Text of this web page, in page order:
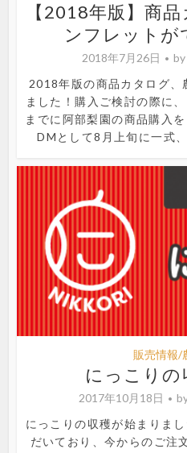
【2018年版】商
ンフレットが
2018年7月26日 by
2018年版の商品カタログ、
ました！購入ご検討の際に
までに阿部梨園の商品購入
DMとして8月上旬に一式
販売情報/
にっこりの
2017年10月18日
にっこりの収穫が始まりま
だいており、今からのご注